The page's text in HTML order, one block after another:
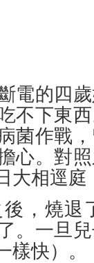
電的四
不下東
菌作戰
心。對
大相逕
，燒退
。一旦
快）。